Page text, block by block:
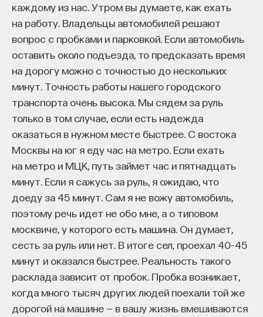
каждому из нас. Утром вы думаете, как ехать
на работу. Владельцы автомобилей решают
вопрос с пробками и парковкой. Если автомобиль
оставить около подъезда, то предсказать время
на дорогу можно с точностью до нескольких
минут. Точность работы нашего городского
транспорта очень высока. Мы сядем за руль
только в том случае, если есть надежда
оказаться в нужном месте быстрее. С востока
Москвы на юг я еду час на метро. Если ехать
на метро и МЦК, путь займет час и пятнадцать
минут. Если я сажусь за руль, я ожидаю, что
доеду за 45 минут. Сам я не вожу автомобиль,
поэтому речь идет не обо мне, а о типовом
москвиче, у которого есть машина. Он думает,
сесть за руль или нет. В итоге сел, проехал 40–45
минут и оказался быстрее. Реальность такого
расклада зависит от пробок. Пробка возникает,
когда много тысяч других людей поехали той же
дорогой на машине — в вашу жизнь вмешиваются
Как философия помогает понять мир, в котором
мы живем, расширять собственные
представления об окружающей
действительности и познавать самого себя?
Ответы на эти и другие вопросы можно найти,
записавшисьна курс «Философский поиск:
начала».
Слушатели курса убедятся в том, что
философский поиск — это не только каскад
занимательных головоломок, но и набор
инструментов, жизненно необходимых для
современного человека.
Пройдя этот курс, вы:
— Овладеете ключевыми для независимого
мышления навыками: научитесь критически
воспринимать информацию и логично
и аргументированно доказывать свою точку
зрения.